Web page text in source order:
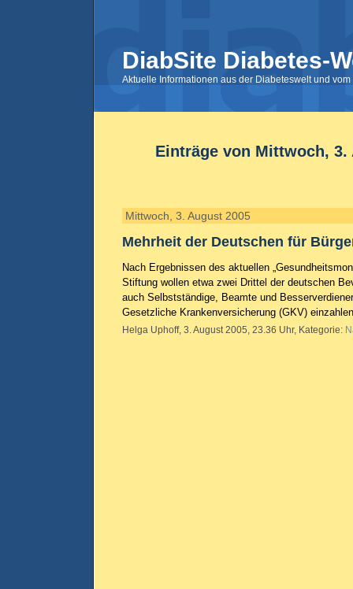
DiabSite Diabetes-
Aktuelle Informationen aus der Diabeteswelt und
Einträge von Mittwoch, 3.
Mittwoch, 3. August 2005
Mehrheit der Deutschen für
Nach Ergebnissen des aktuellen
Stiftung wollen etwa zwei Drittel der deutschen
auch Selbstständige, Beamte und
Gesetzliche Krankenversicherung (GKV)
Helga Uphoff, 3. August 2005, 23.36 Uhr, Kategorie: